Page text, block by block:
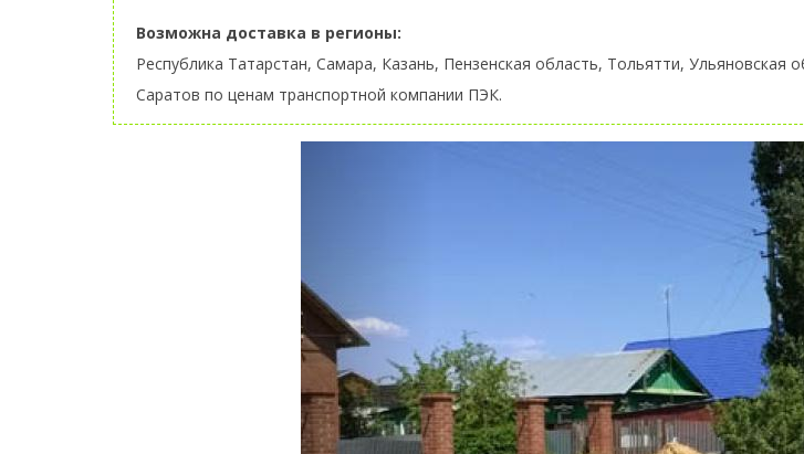
Возможна доставка в регионы:
Республика Татарстан, Самара, Казань, Пензенская область, Тольятти,
Саратов по ценам транспортной компании ПЭК.